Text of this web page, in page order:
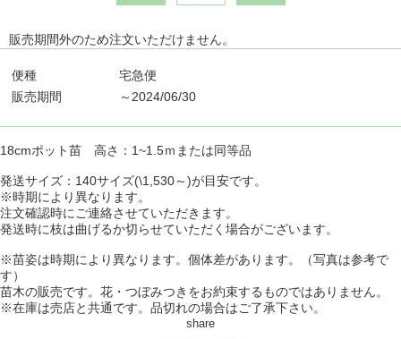
販売期間外のため注文いただけません。
便種
宅急便
販売期間
～2024/06/30
18cmポット苗 高さ：1~1.5ｍまたは同等品
発送サイズ：140サイズ(\1,530～)が目安です。
※時期により異なります。
注文確認時にご連絡させていただきます。
発送時に枝は曲げるか切らせていただく場合がございます。
※苗姿は時期により異なります。個体差があります。（写真は参考で
す）
苗木の販売です。花・つぼみつきをお約束するものではありません。
※在庫は売店と共通です。品切れの場合はご了承下さい。
share